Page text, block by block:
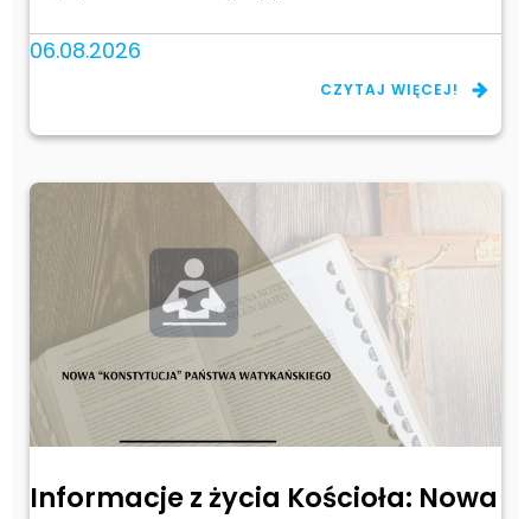
06.08.2026
CZYTAJ WIĘCEJ!
Informacje z życia Kościoła: Nowa